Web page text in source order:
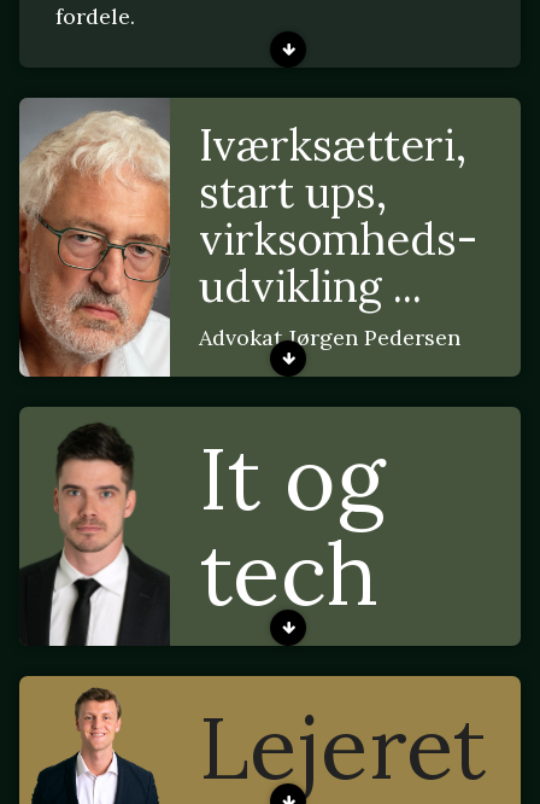
fordele.
Iværksætteri,
start ups,
virksomheds-
udvikling ...
Advokat Jørgen Pedersen
It og
tech
Lejeret